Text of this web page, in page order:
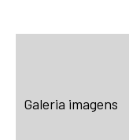
Galeria imagens